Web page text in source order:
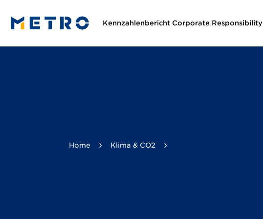
Kennzahlenbericht Corporate Responsibility
Klima & CO2
Home Klima & CO2